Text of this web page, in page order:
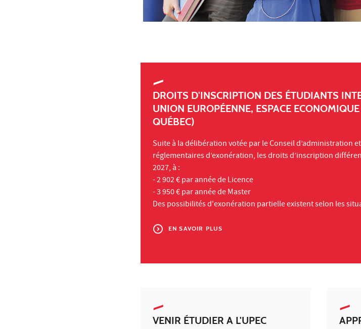
DROITS D'INSCRIPTION DES ÉTUDIANTS
UNION EUROPÉENNE, ESPACE
QUÉBEC)
Suite à la délibération votée par le Conseil d’administration
réglementaires d’exonération, les droits d’inscription
2027, à :
- 2 902 € par année de Licence
- 3 950 € par année de Master
Des possibilités d'exonération partielle existent selon les
EN SAVOIR PLUS
VENIR ÉTUDIER A L'UPEC